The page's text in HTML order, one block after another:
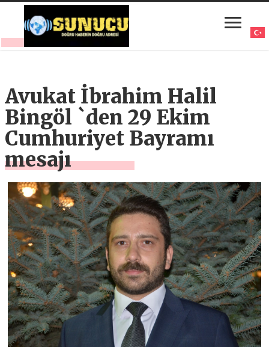
Avukat İbrahim Halil
Bingöl `den 29 Ekim
Cumhuriyet Bayramı
mesajı